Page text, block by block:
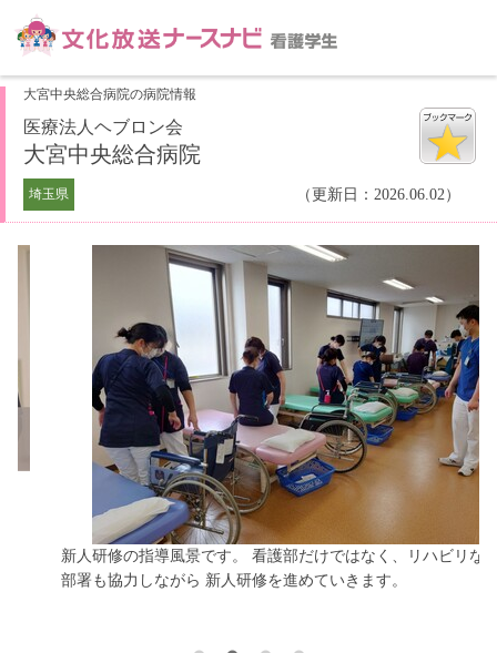
大宮中央総合病院の病院情報
医療法人ヘブロン会
大宮中央総合病院
埼玉県 （更新日：2026.06.02）
新人研修の指導風景です。 看護部だけではなく、リハビリなど他
部署も協力しながら 新人研修を進めていきます。